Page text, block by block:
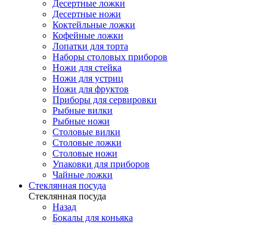
Десертные ложки
Десертные ножи
Коктейльные ложки
Кофейные ложки
Лопатки для торта
Наборы столовых приборов
Ножи для стейка
Ножи для устриц
Ножи для фруктов
Приборы для сервировки
Рыбные вилки
Рыбные ножи
Столовые вилки
Столовые ложки
Столовые ножи
Упаковки для приборов
Чайные ложки
Стеклянная посуда
Стеклянная посуда
Назад
Бокалы для коньяка